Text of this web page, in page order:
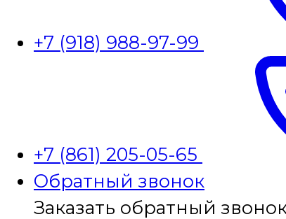
+7 (918) 988-97-99
+7 (861) 205-05-65
Обратный звонок
Заказать обратный